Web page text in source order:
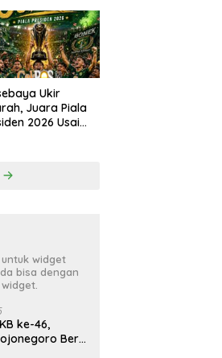
Ukir
Juara Piala
2026 Usai
widget
bisa dengan
ke-46,
Beri